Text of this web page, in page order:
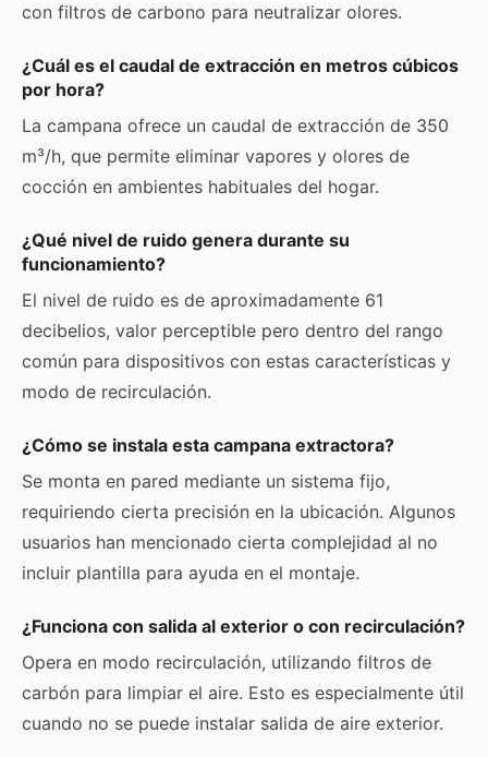
con filtros de carbono para neutralizar olores.
¿Cuál es el caudal de extracción en metros cúbicos
por hora?
La campana ofrece un caudal de extracción de 350
m³/h, que permite eliminar vapores y olores de
cocción en ambientes habituales del hogar.
¿Qué nivel de ruido genera durante su
funcionamiento?
El nivel de ruido es de aproximadamente 61
decibelios, valor perceptible pero dentro del rango
común para dispositivos con estas características y
modo de recirculación.
¿Cómo se instala esta campana extractora?
Se monta en pared mediante un sistema fijo,
requiriendo cierta precisión en la ubicación. Algunos
usuarios han mencionado cierta complejidad al no
incluir plantilla para ayuda en el montaje.
¿Funciona con salida al exterior o con recirculación?
Opera en modo recirculación, utilizando filtros de
carbón para limpiar el aire. Esto es especialmente útil
cuando no se puede instalar salida de aire exterior.